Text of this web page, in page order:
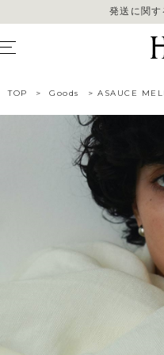
発送に関
発送に関
TOP > Goods > ASAUCE